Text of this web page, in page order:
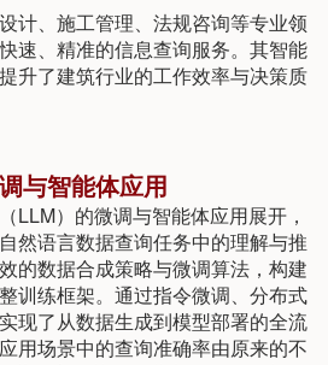
计、施工管理、法规咨询等专业领
速、精准的信息查询服务。其智能
升了建筑行业的工作效率与决策质
与智能体应用
LLM）的微调与智能体应用展开，
然语言数据查询任务中的理解与推
的数据合成策略与微调算法，构建
训练框架。通过指令微调、分布式
现了从数据生成到模型部署的全流
用场景中的查询准确率由原来的不